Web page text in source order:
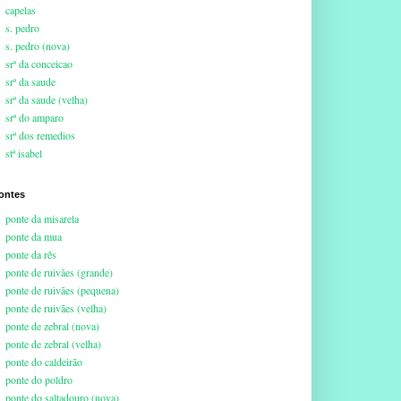
capelas
s. pedro
s. pedro (nova)
srª da conceicao
srª da saude
srª da saude (velha)
srª do amparo
srª dos remedios
stª isabel
ponte da misarela
ponte da mua
ponte da rês
ponte de ruivães (grande)
ponte de ruivães (pequena)
ponte de ruivães (velha)
ponte de zebral (nova)
ponte de zebral (velha)
ponte do caldeirão
ponte do poldro
ponte do saltadouro (nova)